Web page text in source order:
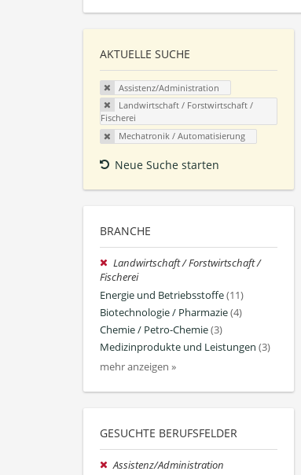
AKTUELLE SUCHE
Assistenz/Administration
Landwirtschaft / Forstwirtschaft /
Fischerei
Mechatronik / Automatisierung
Neue Suche starten
BRANCHE
Landwirtschaft / Forstwirtschaft /
Fischerei
Energie und Betriebsstoffe(11)
Biotechnologie / Pharmazie(4)
Chemie / Petro-Chemie(3)
Medizinprodukte und Leistungen (3)
mehr anzeigen »
GESUCHTE BERUFSFELDER
Assistenz/Administration